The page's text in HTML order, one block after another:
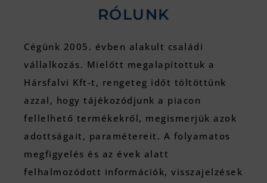
RÓLUNK
Cégünk 2005. évben alakult családi
vállalkozás. Mielőtt megalapítottuk a
Hársfalvi Kft-t, rengeteg időt töltöttünk
azzal, hogy tájékozódjunk a piacon
fellelhető termékekről, megismerjük azok
adottságait, paramétereit. A folyamatos
megfigyelés és az évek alatt
felhalmozódott információk, visszajelzések